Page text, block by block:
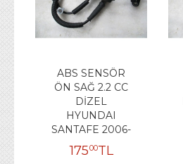
ABS SENSÖR
ÖN SAĞ 2.2 CC
DİZEL
HYUNDAI
SANTAFE 2006-
17500TL